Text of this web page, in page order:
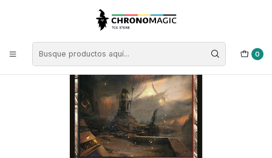
0
Singles de Magic: The Gathering
Cinder Barrens | EN | NM | M19